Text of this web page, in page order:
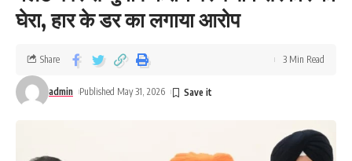
घेरा, हार के डर का लगाया आरोप
admin Published May 31, 2026
Share 3 Min Read